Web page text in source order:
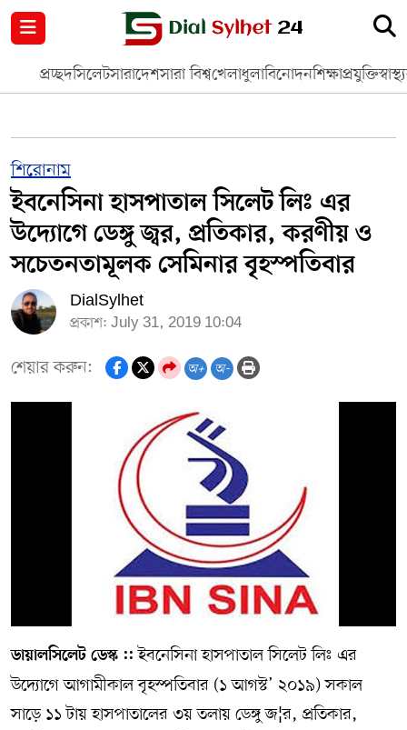
প্রচ্ছদসিলেটসারাদেশসারা বিশ্বখেলাধুলাবিনোদনশিক্ষাপ্রযুক্তি
শিরোনাম
ইবনেসিনা হাসপাতাল সিলেট লিঃ এর
উদ্যোগে ডেঙ্গু জ্বর, প্রতিকার, করণীয় ও
সচেতনতামূলক সেমিনার বৃহস্পতিবার
DialSylhet
প্রকাশ: July 31, 2019 10:04
শেয়ার করুন: অ+ অ-
ডায়ালসিলেট ডেস্ক :: ইবনেসিনা হাসপাতাল সিলেট লিঃ এর
উদ্যোগে আগামীকাল বৃহস্পতিবার (১ আগস্ট’ ২০১৯) সকাল
সাড়ে ১১ টায় হাসপাতালের ৩য় তলায় ডেঙ্গু জ¦র, প্রতিকার,
নগর পরিকল্পনা
সুনামগঞ্জ
হবিগঞ্জ
মৌলভীবাজার
জাতীয়
আন্তর্জাতিক
মুক্তমত
YOUTUBE
FACEBOOK
TERMS & CONDITIONS
EDITOR & PUBLISHER : SOHEL AHMED